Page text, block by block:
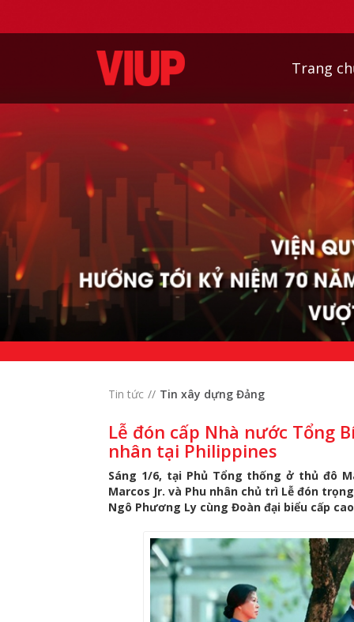
Trang
Tin tức Tin xây dựng Đảng
Lễ đón cấp Nhà nước Tổng
nhân tại Philippines
Sáng 1/6, tại Phủ Tổng thống ở thủ đô
Marcos Jr. và Phu nhân chủ trì Lễ đón
Ngô Phương Ly cùng Đoàn đại biểu cấp